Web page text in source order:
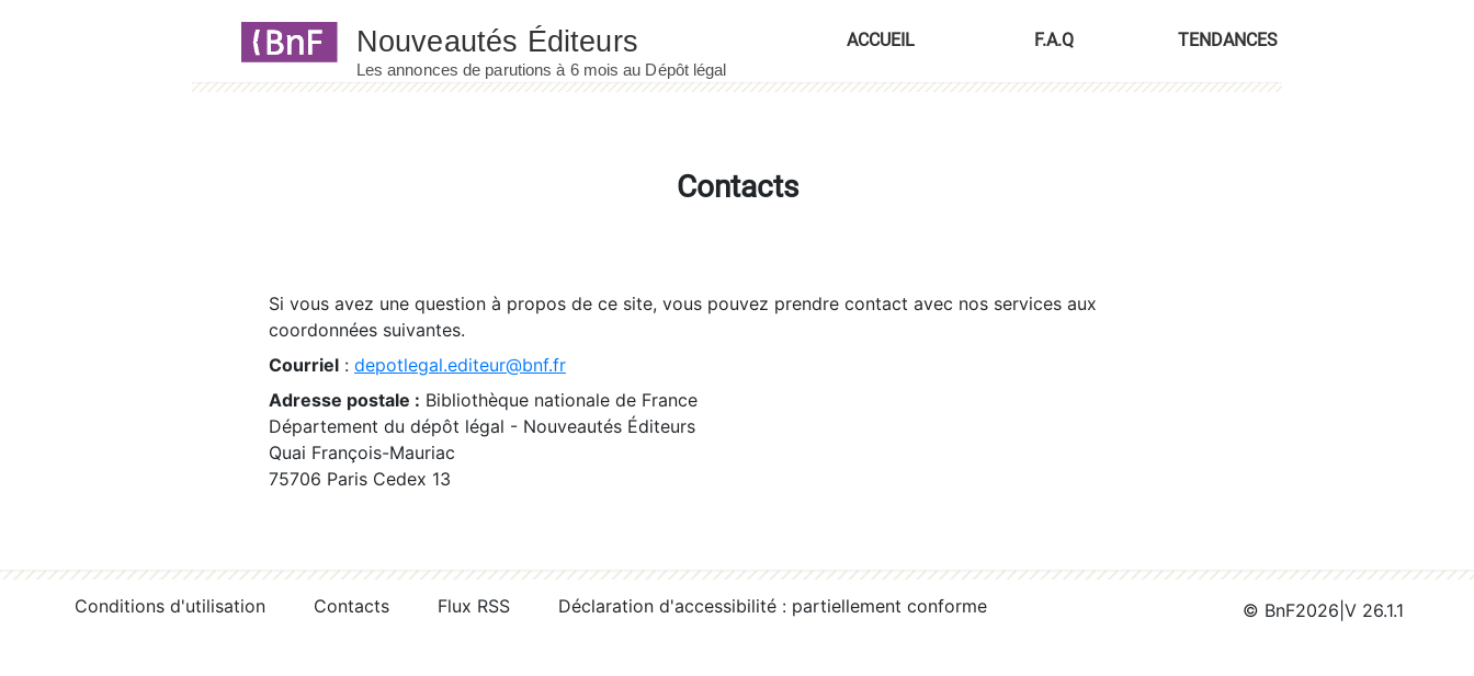
ACCUEIL F.A.Q TENDANCES
Contacts
Si vous avez une question à propos de ce site, vous pouvez prendre contact avec nos services aux
coordonnées suivantes.
Courriel : depotlegal.editeur@bnf.fr
Adresse postale : Bibliothèque nationale de France
Département du dépôt légal - Nouveautés Éditeurs
Quai François-Mauriac
75706 Paris Cedex 13
Conditions d'utilisation Contacts Flux RSS Déclaration d'accessibilité : partiellement conforme © BnF2026 V 26.1.1